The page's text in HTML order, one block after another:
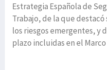
Estrategia Española de
Trabajo, de la que
los riesgos emergentes, y
plazo incluidas en el